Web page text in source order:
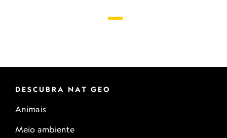
DESCUBRA NAT GEO
Animais
Meio ambiente